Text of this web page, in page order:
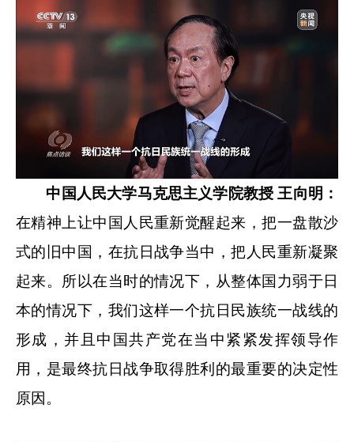
中国人民大学马克思主义学院教授 王向明：
在精神上让中国人民重新觉醒起来，把一盘散沙
式的旧中国，在抗日战争当中，把人民重新凝聚
起来。所以在当时的情况下，从整体国力弱于日
本的情况下，我们这样一个抗日民族统一战线的
形成，并且中国共产党在当中紧紧发挥领导作
用，是最终抗日战争取得胜利的最重要的决定性
原因。